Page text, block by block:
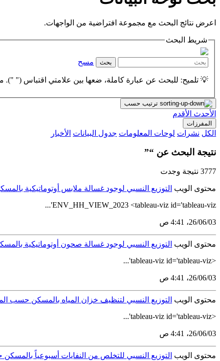
اعرض نتائج البحث مع مجموعة افتراضية من الواجهات.
شريط البحث
بحث مسح
💡 تلميح: للبحث عن عبارة كاملة، ضعها بين علامتي اقتباس (" ").
ترتيب حسب
الأحدث الأقدم
المفرزات
الكل نشرات لوحات المعلومات جدول البيانات الأخبار
نتيجة البحث عن “”
3777 نتيجة وجدت
محتوى الويب التوزيع النسبي لوجود غسالة ملابس أوتوماتيكية
ENV_HH_VIEW_2023 <tableau-viz id='tableau-viz'...
03‏/06‏/26، 4:41 ص
محتوى الويب التوزيع النسبي لوجود غسالة صحون أوتوماتيكية بالمسكن
<tableau-viz id='tableau-viz'...
03‏/06‏/26، 4:41 ص
محتوى الويب التوزيع النسبي لتنظيف خزان المياه بالمسكن حسب
<tableau-viz id='tableau-viz'...
03‏/06‏/26، 4:41 ص
محتوى الويب التوزيع النسبي للتخلص من النفايات أسبوعياً بالمسكن